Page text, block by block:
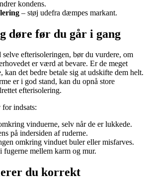
kondens.
– støj udefra dæmpes markant.
døre før du går i gang
efterisoleringen, bør du vurdere, om
er værd at bevare. Er de meget
kan det bedre betale sig at udskifte dem helt.
er i god stand, kan du opnå store
efterisolering.
for indsats:
vinduerne, selv når de er lukkede.
på indersiden af ruderne.
omkring vinduet buler eller misfarves.
fugerne mellem karm og mur.
du korrekt